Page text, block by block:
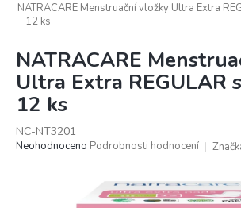
NATRACARE Menstruační vložky Ultra Extra
12 ks
NATRACARE
Ultra Extra REGULAR
12 ks
NC-NT3201
Průměrné
Neohodnoceno Podrobnosti hodnocení